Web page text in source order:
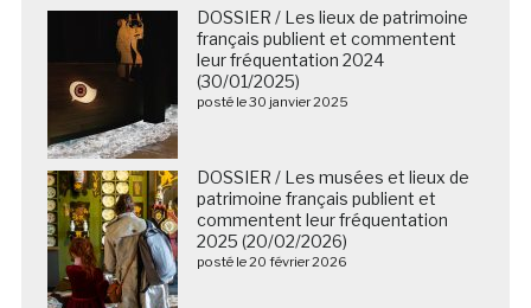
DOSSIER / Les lieux de patrimoine
français publient et commentent
leur fréquentation 2024
(30/01/2025)
posté le 30 janvier 2025
DOSSIER / Les musées et lieux de
patrimoine français publient et
commentent leur fréquentation
2025 (20/02/2026)
posté le 20 février 2026